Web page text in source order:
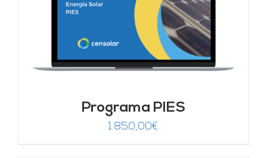
Programa PIES
1.850,00€